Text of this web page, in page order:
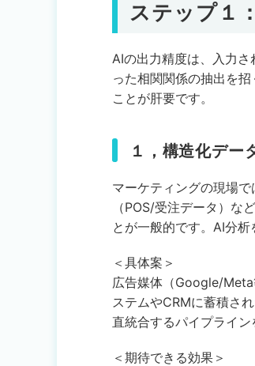
ステップ１
AIの出力精度は、入力
った相関関係の抽出を
ことが肝要です。
１，構造化デー
マーケティングの現場
（POS/受注データ）な
とが一般的です。AI分
＜具体案＞
広告媒体（Google/
ステムやCRMに蓄積さ
直統合するパイプライン
＜期待できる効果＞